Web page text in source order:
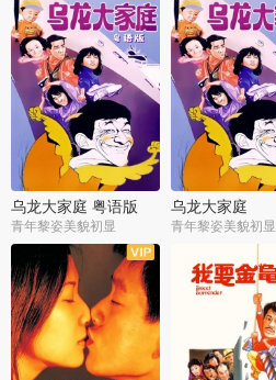
乌龙大家庭 粤语版
青年黎姿美貌初显
乌龙大家庭
青年黎姿美貌初显